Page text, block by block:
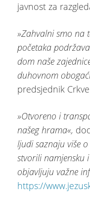
javnost za
»Zahvalni smo na
početaka
dom naše
duhovnom
predsjednik
»Otvoreno i
našeg hrama«,
ljudi saznaju više
stvorili namjensku
objavljuju važne
https://